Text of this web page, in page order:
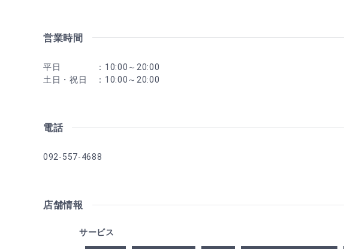
営業時間
平日 ：10:00～20:00
土日・祝日 ：10:00～20:00
電話
092-557-4688
店舗情報
サービス